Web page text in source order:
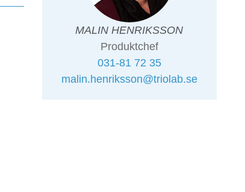
MALIN HENRIKSSON
Produktchef
031-81 72 35
malin.henriksson@triolab.se